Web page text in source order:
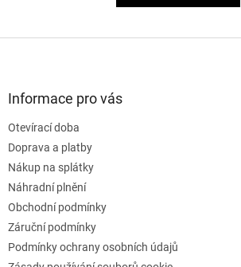
Informace pro vás
Otevírací doba
Doprava a platby
Nákup na splátky
Náhradní plnění
Obchodní podmínky
Záruční podmínky
Podmínky ochrany osobních údajů